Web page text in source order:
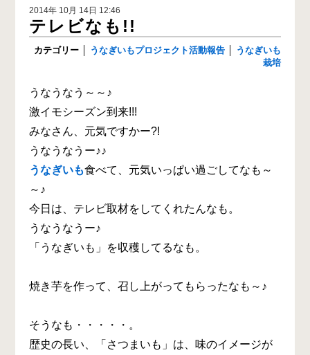
2014年 10月 14日 12:46
テレビなも!!
カテゴリー うなぎいもプロジェクト活動報告
うなぎいも
栽培
うなうなう～～♪
激イモシーズン到来!!!
みなさん、元気ですかー?!
うなうなうー♪♪
うなぎいも食べて、元気いっぱい過ごしてなも～
～♪
今日は、テレビ取材をしてくれたんなも。
うなうなうー♪
「うなぎいも」を収穫してるなも。
焼き芋を作って、召し上がってもらったなも～♪
そうなも・・・・・。
歴史の長い、「さつまいも」は、味のイメージが